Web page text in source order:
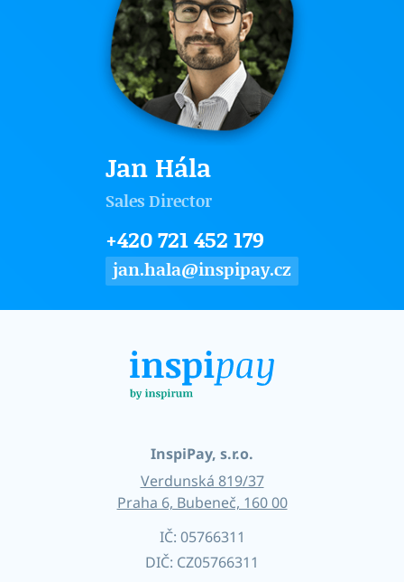
Jan Hála
Sales Director
+420 721 452 179
jan.hala@inspipay.cz
InspiPay, s.r.o.
Verdunská 819/37
Praha 6, Bubeneč, 160 00
IČ: 05766311
DIČ: CZ05766311